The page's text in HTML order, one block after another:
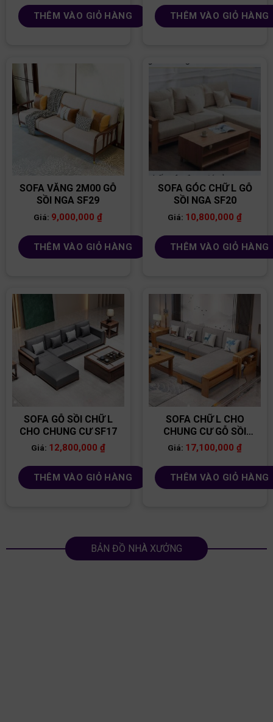
THÊM VÀO GIỎ HÀNG THÊM VÀO GIỎ HÀNG
SOFA VĂNG 2M00 GỖ
SỒI NGA SF29
Giá: 9,000,000₫
THÊM VÀO GIỎ HÀNG
SOFA GÓC CHỮ L GỖ
SỒI NGA SF20
Giá: 10,800,000₫
THÊM VÀO GIỎ HÀNG
SOFA GỖ SỒI CHỮ L
CHO CHUNG CƯ SF17
Giá: 12,800,000 ₫
THÊM VÀO GIỎ HÀNG
SOFA CHỮ L CHO
CHUNG CƯ GỖ SỒI
SF13
Giá: 17,100,000₫
THÊM VÀO GIỎ HÀNG
BẢN ĐỒ NHÀ XƯỞNG